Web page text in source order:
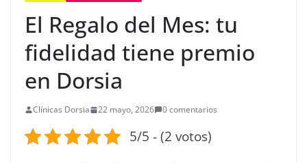
El Regalo del Mes: tu
fidelidad tiene premio
en Dorsia
Clínicas Dorsia 22 mayo, 2026 0 comentarios
5/5 - (2 votos)